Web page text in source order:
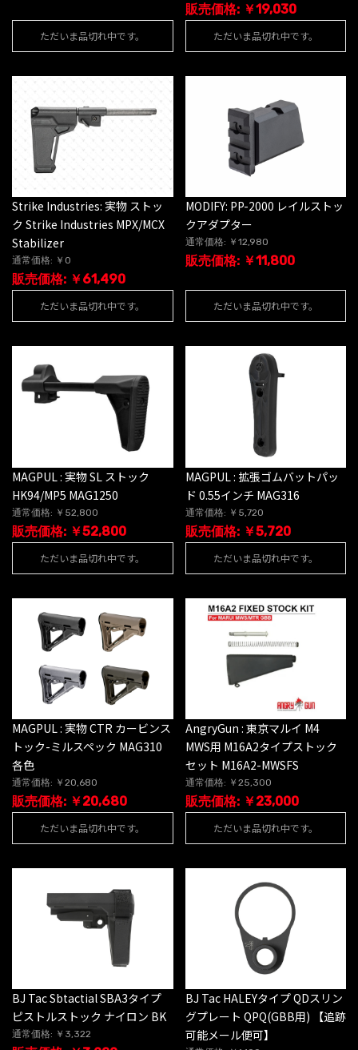
ただいま品切れ中です。
販売価格: ￥19,030
ただいま品切れ中です。
Strike Industries: 実物 ストッ
ク Strike Industries MPX/MCX
Stabilizer
通常価格: ￥0
販売価格: ￥61,490
ただいま品切れ中です。
MODIFY: PP-2000 レイルストッ
クアダプター
通常価格: ￥12,980
販売価格: ￥11,800
ただいま品切れ中です。
MAGPUL : 実物 SL ストック
HK94/MP5 MAG1250
通常価格: ￥52,800
販売価格: ￥52,800
ただいま品切れ中です。
MAGPUL : 拡張ゴムバットパッ
ド 0.55インチ MAG316
通常価格: ￥5,720
販売価格: ￥5,720
ただいま品切れ中です。
MAGPUL : 実物 CTR カービンス
トック-ミルスペック MAG310
各色
通常価格: ￥20,680
販売価格: ￥20,680
ただいま品切れ中です。
AngryGun : 東京マルイ M4
MWS用 M16A2タイプストック
セット M16A2-MWSFS
通常価格: ￥25,300
販売価格: ￥23,000
ただいま品切れ中です。
BJ Tac Sbtactial SBA3タイプ
ピストルストック ナイロン BK
通常価格: ￥3,322
BJ Tac HALEYタイプ QDスリン
グプレート QPQ(GBB用) 【追跡
可能メール便可】